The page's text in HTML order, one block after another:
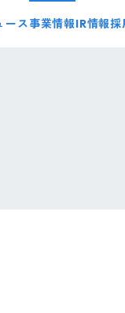
ース事業情報IR情報採